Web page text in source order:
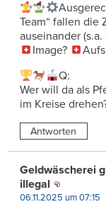
Team“ fallen die
auseinander (s.a.
Image?
Q:
Wer will da als
im Kreise
Antworten
Geldwäscherei
illegal
06.11.2025 um 07:15